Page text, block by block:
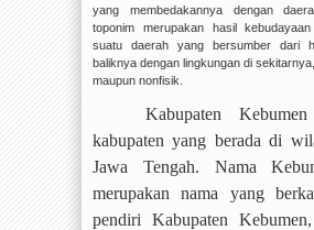
yang membedakannya dengan
toponim merupakan hasil
suatu daerah yang bersumber dari
baliknya dengan lingkungan di
maupun nonfisik.
Kabupaten Kebumen
kabupaten yang berada di
Jawa Tengah. Nama
merupakan nama yang
pendiri Kabupaten